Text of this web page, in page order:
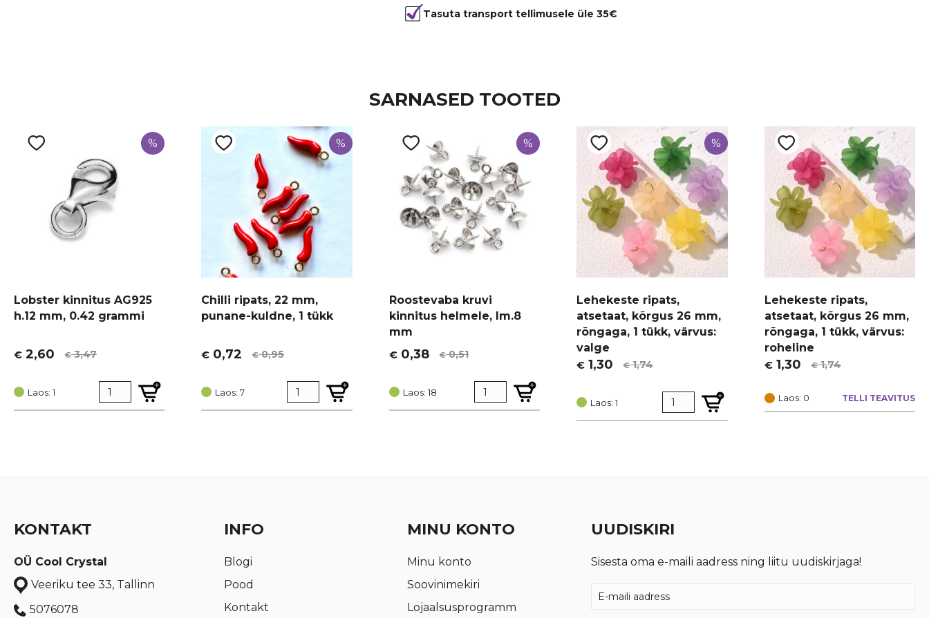
Kuju
ümmargune
Tasuta transport tellimusele üle 35€
SARNASED TOOTED
%
Lobster kinnitus AG925
h.12 mm, 0.42 grammi
€3,47
Algne
oli:
€ 3,47.
€ 2,60
Current
is:
€ 2,60.
Laos: 1
%
Chilli ripats, 22 mm,
punane-kuldne, 1 tükk
€0,95
Algne
oli:
€ 0,95.
€ 0,72
Current
is:
€ 0,72.
Laos: 7
%
Roostevaba kruvi
kinnitus helmele, lm.8
mm
€0,51
Algne
oli:
€ 0,51.
€0,38
Current
is:
€ 0,38.
Laos: 18
%
Lehekeste ripats,
atsetaat, kõrgus 26 mm,
rõngaga, 1 tükk, värvus:
valge
€1,74
Algne
oli:
€ 1,74.
€ 1,30
Current
is:
€ 1,30.
Laos: 1
Lehekeste ripats,
atsetaat, kõrgus 26 mm,
rõngaga, 1 tükk, värvus:
roheline
€1,74
Algne
oli:
€1,30
Current
is: Laos: 0 TELLI TEAVITUS
KONTAKT
OÜ Cool Crystal
Veeriku tee 33, Tallinn
5076078
INFO
Blogi
Pood
Kontakt
MINU KONTO
Minu konto
Soovinimekiri
Lojaalsusprogramm
UUDISKIRI
Sisesta oma e-maili aadress ning liitu uudiskirjaga!